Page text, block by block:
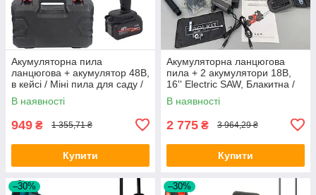
Акумуляторна пила
ланцюгова + акумулятор 48В,
в кейсі / Міні пила для саду /
Електрична ручна пила
В наявності
949 ₴ 1 355,71 ₴
Купити
Акумуляторна ланцюгова
пила + 2 акумулятори 18В,
16'' Electric SAW, Блакитна /
Електропила на акумуляторі
В наявності
2 775 ₴ 3 964,29 ₴
Купити
–30% –30%